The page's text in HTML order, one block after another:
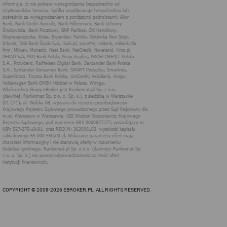
COPYRIGHT © 2008-2026 EBROKER.PL. ALL RIGHTS RESERVED.
innych podobnych technologii do zapisywania informacji o
sposobie korzystania przez użytkownika z tych stron
internetowych.
Każdy użytkownik ma prawo wyboru w zakresie udostępniania
informacji, które go dotyczą.
1. Pliki "cookies"
Pliki typu "cookies" ("ciasteczka"), to informacje, zapisywane
przez przeglądarkę użytkownika, obejmujące zawartość tekstową
które mogą zawierać dane osobowe w postaci adresu IP
komputera oraz unikalnego identyfikatora urządzenia zapisanego w
pliku. Pliki te nie są przechowywane na serwerach spółki, a dane z
nich są odczytywane jedynie podczas wizyty na stronie. Dzięki
plikom cookies strony internetowe pamiętają preferencje
użytkownika, np. ulubione strony internetowe. Pliki cookies nie
identyfikują użytkownika poprzez takie dane jak imię czy nazwisko
i nie są zbierane w ramach technologii cookies, nie mają wpływu
na sprzęt i oprogramowanie użytkownika. Więcej informacji o
plikach "cookies" można znaleźć na stronie
ies.org/